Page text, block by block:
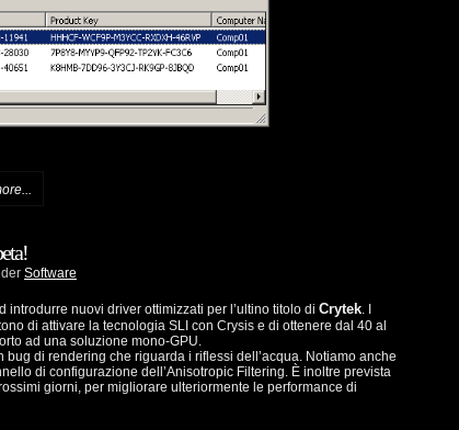
Software
introdurre nuovi driver ottimizzati per l’ultino titolo di Crytek . I
di attivare la tecnologia SLI con Crysis e di ottenere dal 40 al
ad una soluzione mono-GPU.
di rendering che riguarda i riflessi dell’acqua. Notiamo anche
di configurazione dell’Anisotropic Filtering. È inoltre prevista
giorni, per migliorare ulteriormente le performance di